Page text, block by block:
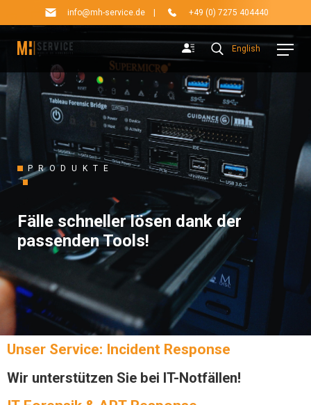
info@mh-service.de +49 (0) 7275 404440
English
PRODUKTE
Fälle schneller lösen dank der
passenden Tools!
Unser Service: Incident Response
Wir unterstützen Sie bei IT-Notfällen!